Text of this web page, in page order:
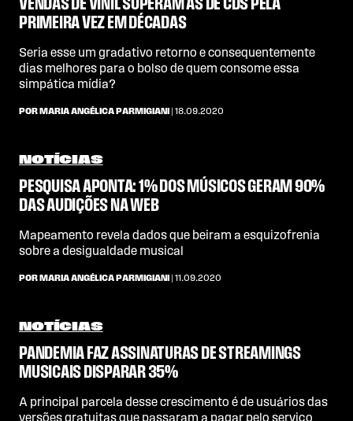
VENDAS DE VINIL SUPERAM AS DE CDS PELA
PRIMEIRA VEZ EM DÉCADAS
Seria esse um gradativo retorno e consequentemente
dias melhores para o bolso de quem consome essa
simpática mídia?
POR MARIA ANGÉLICA PARMIGIANI | 18.09.2020
NOTÍCIAS
PESQUISA APONTA: 1% DOS MÚSICOS GERAM 90%
DAS AUDIÇÕES NA WEB
Mapeamento revela dados que beiram a esquizofrenia
sobre a desigualdade musical
POR MARIA ANGÉLICA PARMIGIANI | 11.09.2020
NOTÍCIAS
PANDEMIA FAZ ASSINATURAS DE STREAMINGS
MUSICAIS DISPARAR 35%
A principal parcela desse crescimento é de usuários das